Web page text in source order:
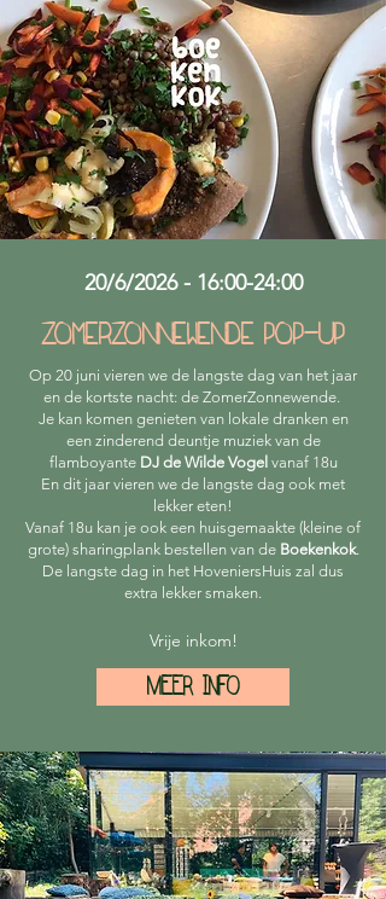
20/6/2026 - 16:00-24:00
zomerzonnewende pop-up
Op 20 juni vieren we de langste dag van het jaar
en de kortste nacht: de ZomerZonnewende.
Je kan komen genieten van lokale dranken en
een zinderend deuntje muziek van de
flamboyante DJ de Wilde Vogel vanaf 18u
​En dit jaar vieren we de langste dag ook met
lekker eten!
Vanaf 18u kan je ook een huisgemaakte (kleine of
grote) sharingplank bestellen van de Boekenkok.
De langste dag in het HoveniersHuis zal dus
extra lekker smaken.
Vrije inkom!
MEER INFO